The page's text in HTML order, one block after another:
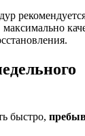
рекомендуется
быстро,